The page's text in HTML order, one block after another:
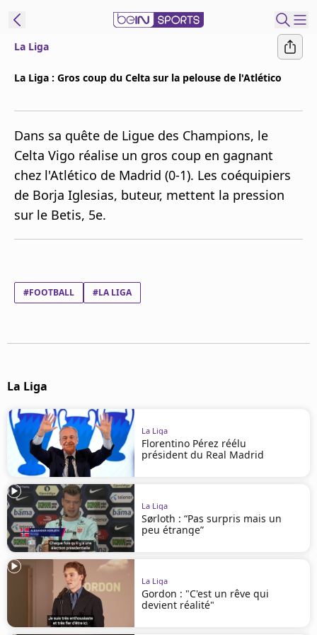
Replays
Podcasts
En Direct
Gérer les
notifications
beINSPIRED
Cookies
La Liga
La Liga : Gros coup du Celta sur la pelouse de l'Atlético
Dans sa quête de Ligue des Champions, le
Celta Vigo réalise un gros coup en gagnant
chez l'Atlético de Madrid (0-1). Les coéquipiers
de Borja Iglesias, buteur, mettent la pression
sur le Betis, 5e.
#FOOTBALL #LA LIGA
La Liga
La Liga
Florentino Pérez réélu
président du Real Madrid
La Liga
Sørloth : “Pas surpris mais un
peu étrange”
La Liga
Gordon : "C'est un rêve qui
devient réalité"